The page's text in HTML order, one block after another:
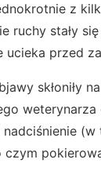
z
ruchy stały
ucieka przed
skłoniły
nadciśnienie
czym